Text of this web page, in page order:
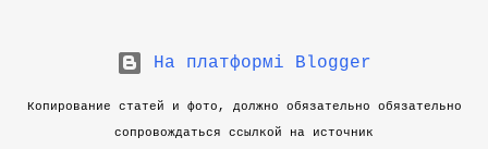
На платформі Blogger
Копирование статей и фото, должно обязательно обязательно
сопровождаться ссылкой на источник